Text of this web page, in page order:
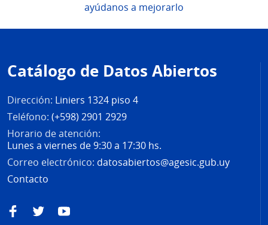
ayúdanos a mejorarlo
de
página
Catálogo de Datos Abiertos
Dirección: Liniers 1324 piso 4
Teléfono: (+598) 2901 2929
Horario de atención:
Lunes a viernes de 9:30 a 17:30 hs.
Correo electrónico: datosabiertos@agesic.gub.uy
Contacto
FacebookTwitterYouTube